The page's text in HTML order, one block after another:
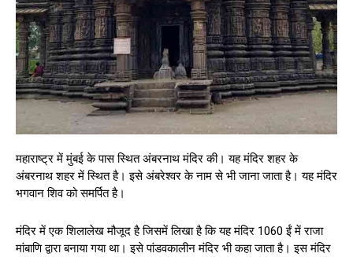
महाराष्ट्र में मुंबई के पास स्थित अंबरनाथ मंदिर की। यह मंदिर शहर के
अंबरनाथ शहर में स्थित है। इसे अंबरेश्वर के नाम से भी जाना जाता है। यह मंदिर
भगवान शिव को समर्पित है।
मंदिर में एक शिलालेख मौजूद है जिसमें लिखा है कि यह मंदिर 1060 ईं में राजा
मांबाणि द्वारा बनाया गया था। इसे पांडवकालीन मंदिर भी कहा जाता है। इस मंदिर